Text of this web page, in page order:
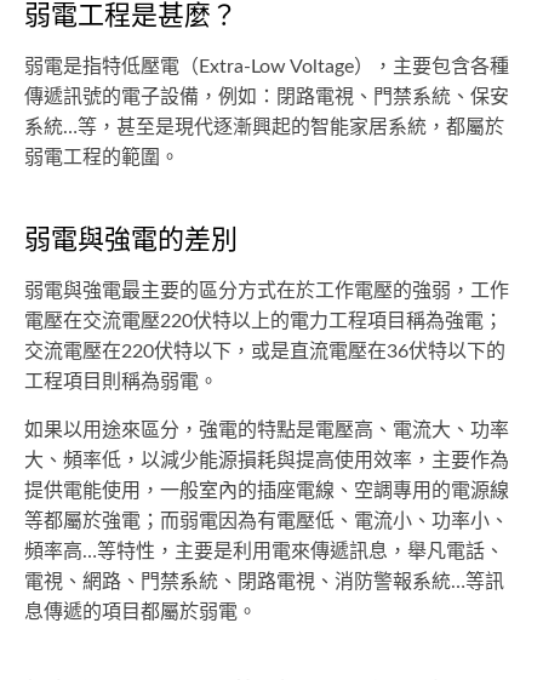
弱電工程是甚麼？
弱電是指特低壓電（Extra-Low Voltage），主要包含各種
傳遞訊號的電子設備，例如：閉路電視、門禁系統、保安
系統…等，甚至是現代逐漸興起的智能家居系統，都屬於
弱電工程的範圍。
弱電與強電的差別
弱電與強電最主要的區分方式在於工作電壓的強弱，工作
電壓在交流電壓220伏特以上的電力工程項目稱為強電；
交流電壓在220伏特以下，或是直流電壓在36伏特以下的
工程項目則稱為弱電。
如果以用途來區分，強電的特點是電壓高、電流大、功率
大、頻率低，以減少能源損耗與提高使用效率，主要作為
提供電能使用，一般室內的插座電線、空調專用的電源線
等都屬於強電；而弱電因為有電壓低、電流小、功率小、
頻率高…等特性，主要是利用電來傳遞訊息，舉凡電話、
電視、網路、門禁系統、閉路電視、消防警報系統…等訊
息傳遞的項目都屬於弱電。